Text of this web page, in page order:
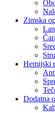
Zimska
Hemijski
Dodatna